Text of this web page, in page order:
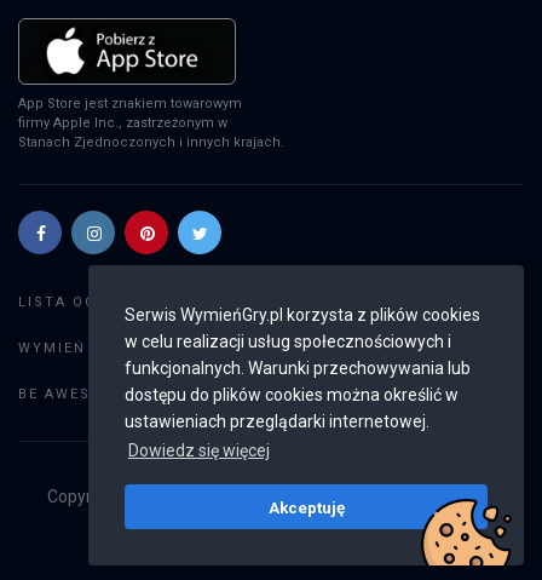
Serwis WymieńGry.pl korzysta z plików cookies
w celu realizacji usług społecznościowych i
funkcjonalnych. Warunki przechowywania lub
dostępu do plików cookies można określić w
ustawieniach przeglądarki internetowej.
Dowiedz się więcej
Akceptuję
App Store jest znakiem towarowym
firmy Apple Inc., zastrzeżonym w
Stanach Zjednoczonych i innych krajach.
LISTA OGŁOSZEŃ:
WYMIEŃ GRY: Dodaj ogłoszenie
BE AWESOME: Weryfikacja konta
Copyright © 2019 - 2026
Wszystkie prawa
v2.8.4